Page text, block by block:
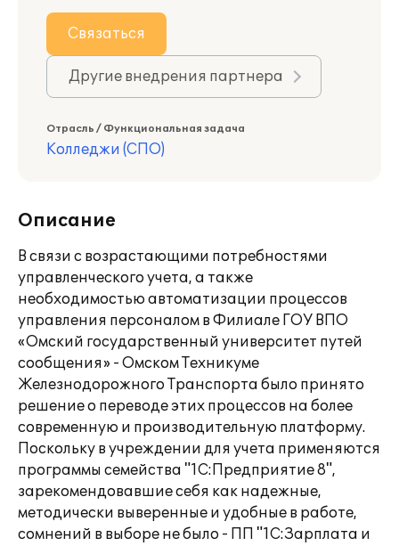
Связаться
Другие внедрения партнера
Отрасль / Функциональная задача
Колледжи (СПО)
Описание
В связи с возрастающими потребностями
управленческого учета, а также
необходимостью автоматизации процессов
управления персоналом в Филиале ГОУ ВПО
«Омский государственный университет путей
сообщения» - Омском Техникуме
Железнодорожного Транспорта было принято
решение о переводе этих процессов на более
современную и производительную платформу.
Поскольку в учреждении для учета применяются
программы семейства "1С:Предприятие 8",
зарекомендовавшие себя как надежные,
методически выверенные и удобные в работе,
сомнений в выборе не было - ПП "1С:Зарплата и